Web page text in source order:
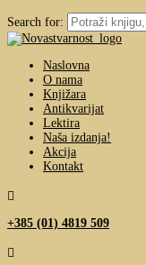
Search for:
Naslovna
O nama
Knjižara
Antikvarijat
Lektira
Naša izdanja!
Akcija
Kontakt

+385 (01) 4819 509
